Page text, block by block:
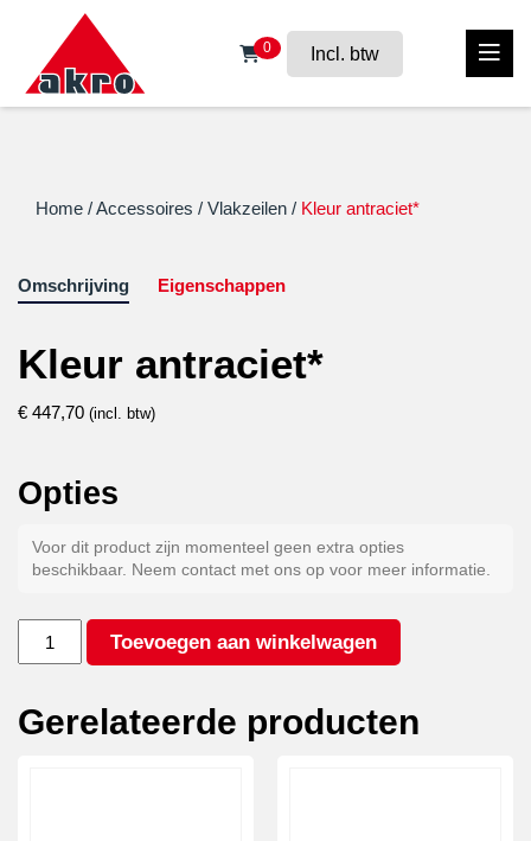
0 Incl. btw
Home /Accessoires / Vlakzeilen / Kleur antraciet*
Omschrijving Eigenschappen
Kleur antraciet*
€ 447,70 (incl. btw)
Opties
Voor dit product zijn momenteel geen extra opties
beschikbaar. Neem contact met ons op voor meer informatie.
antraciet*
Toevoegen aan winkelwagen
Gerelateerde producten